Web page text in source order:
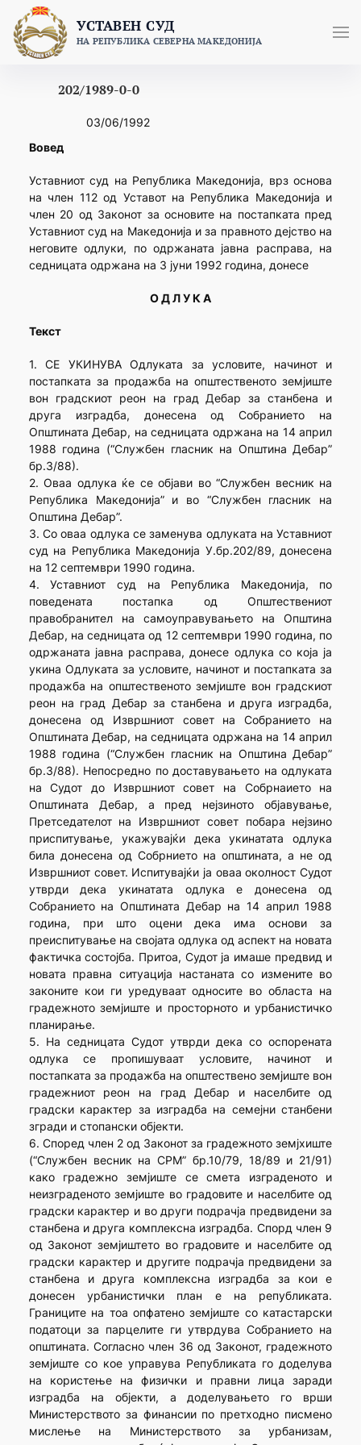
content
УСТАВЕН СУД
НА РЕПУБЛИКА СЕВЕРНА МАКЕДОНИЈА
202/1989-0-0
03/06/1992
Вовед
Уставниот суд на Република Македонија, врз основа
на член 112 од Уставот на Република Македонија и
член 20 од Законот за основите на постапката пред
Уставниот суд на Македонија и за правното дејство на
неговите одлуки, по одржаната јавна расправа, на
седницата одржана на 3 јуни 1992 година, донесе
О Д Л У К А
Текст
1. СЕ УКИНУВА Одлуката за условите, начинот и
постапката за продажба на општественото земјиште
вон градскиот реон на град Дебар за станбена и
друга изградба, донесена од Собранието на
Општината Дебар, на седницата одржана на 14 април
1988 година (“Службен гласник на Општина Дебар”
бр.3/88).
2. Оваа одлука ќе се објави во “Службен весник на
Република Македонија” и во “Службен гласник на
Општина Дебар”.
3. Со оваа одлука се заменува одлуката на Уставниот
суд на Република Македонија У.бр.202/89, донесена
на 12 септември 1990 година.
4. Уставниот суд на Република Македонија, по
поведената постапка од Општествениот
правобранител на самоуправувањето на Општина
Дебар, на седницата од 12 септември 1990 година, по
одржаната јавна расправа, донесе одлука со која ја
укина Одлуката за условите, начинот и постапката за
продажба на општественото земјиште вон градскиот
реон на град Дебар за станбена и друга изградба,
донесена од Извршниот совет на Собранието на
Општината Дебар, на седницата одржана на 14 април
1988 година (“Службен гласник на Општина Дебар”
бр.3/88). Непосредно по доставувањето на одлуката
на Судот до Извршниот совет на Собрнаието на
Општината Дебар, а пред нејзиното објавување,
Претседателот на Извршниот совет побара нејзино
приспитување, укажувајќи дека укинатата одлука
била донесена од Собрнието на општината, а не од
Извршниот совет. Испитувајќи ја оваа околност Судот
утврди дека укинатата одлука е донесена од
Собранието на Општината Дебар на 14 април 1988
година, при што оцени дека има основи за
преиспитување на својата одлука од аспект на новата
фактичка состојба. Притоа, Судот ја имаше предвид и
новата правна ситуација настаната со измените во
законите кои ги уредуваат односите во областа на
градежното земјиште и просторното и урбанистичко
планирање.
5. На седницата Судот утврди дека со оспорената
одлука се пропишуваат условите, начинот и
постапката за продажба на општествено земјиште вон
градежниот реон на град Дебар и населбите од
градски карактер за изградба на семејни станбени
згради и стопански објекти.
6. Според член 2 од Законот за градежното земјхиште
(“Службен весник на СРМ” бр.10/79, 18/89 и 21/91)
како градежно земјиште се смета изграденото и
неизграденото земјиште во градовите и населбите од
градски карактер и во други подрачја предвидени за
станбена и друга комплексна изградба. Спорд член 9
од Законот земјиштето во градовите и населбите од
градски карактер и другите подрачја предвидени за
станбена и друга комплексна изградба за кои е
донесен урбанистички план е на републиката.
Границите на тоа опфатено земјиште со катастарски
податоци за парцелите ги утврдува Собранието на
општината. Согласно член 36 од Законот, градежното
земјиште со кое управува Републиката го доделува
на користење на физички и правни лица заради
изградба на објекти, а доделувањето го врши
Министерството за финансии по претходно писмено
мислење на Министерството за урбанизам,